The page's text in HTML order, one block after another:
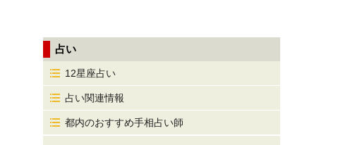
占い
12星座占い
占い関連情報
都内のおすすめ手相占い師